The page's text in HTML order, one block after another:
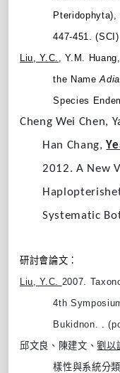
Pteridophyta),
447-451. (SCI)
Liu, Y.C.
, Y.M.
the Name
Species
Cheng Wei Chen,
Han Chang,
2012. A New
Systematic
研討會論文：
Liu, Y.C. 2007.
4th
Bukidnon. .
邱文良、陳建文、劉以
樣性與系統分